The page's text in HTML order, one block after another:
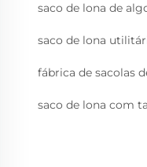
saco de lona de
saco de lona
fábrica de sacolas
saco de lona com